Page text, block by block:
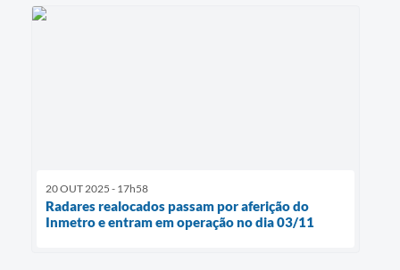
20 OUT 2025 - 17h58
Radares realocados passam por aferição do
Inmetro e entram em operação no dia 03/11